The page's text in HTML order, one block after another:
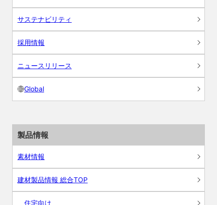
サステナビリティ
採用情報
ニュースリリース
Global
製品情報
素材情報
建材製品情報 総合TOP
住宅向け